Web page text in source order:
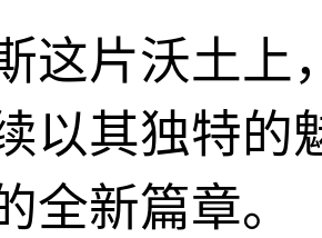
这片沃土上
以其独特的
全新篇章。